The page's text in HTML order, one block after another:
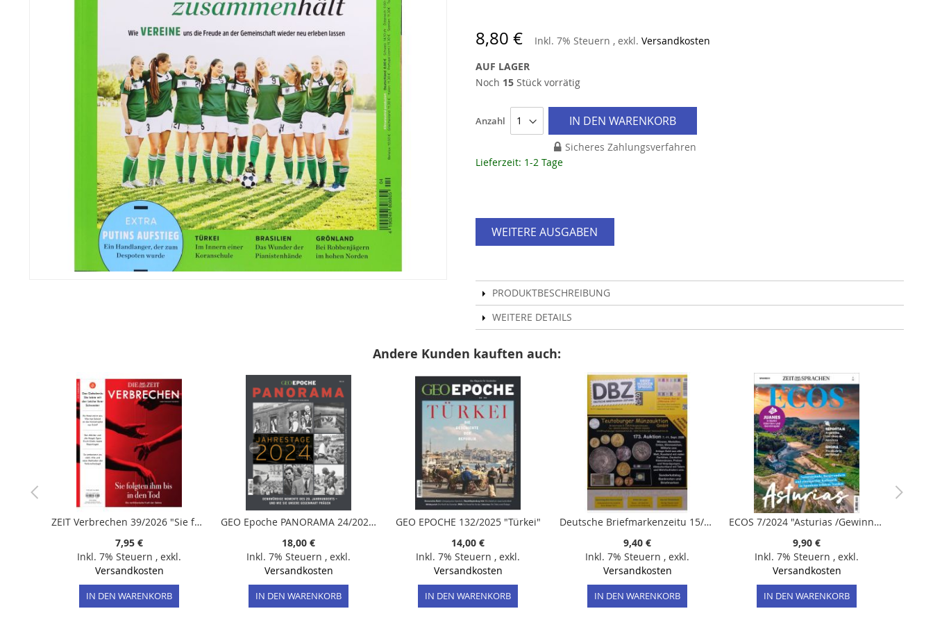
8,80 € Inkl. 7% Steuern , exkl. Versandkosten
AUF LAGER
Noch 15Stück vorrätig
Anzahl IN DEN WARENKORB
Sicheres Zahlungsverfahren
Lieferzeit: 1-2 Tage
WEITERE AUSGABEN
PRODUKTBESCHREIBUNG
WEITERE DETAILS
Andere Kunden kauften auch:
ZEIT Verbrechen 39/2026 "Sie folgen ihm bis in den Tod"
7,95 €
Inkl. 7% Steuern , exkl.
Versandkosten
IN DEN WARENKORB
GEO Epoche PANORAMA 24/2023 "Jahrestage 2024"
18,00 €
Inkl. 7% Steuern , exkl.
Versandkosten
IN DEN WARENKORB
GEO EPOCHE 132/2025 "Türkei"
14,00 €
Inkl. 7% Steuern , exkl.
Versandkosten
IN DEN WARENKORB
Deutsche Briefmarkenzeitu 15/2026
9,40 €
Inkl. 7% Steuern , exkl.
Versandkosten
IN DEN WARENKORB
ECOS 7/2024 "Asturias /Gewinnspiel: Juanes-Tickets Berlin"
9,90 €
Inkl. 7% Steuern , exkl.
Versandkosten
IN DEN WARENKORB